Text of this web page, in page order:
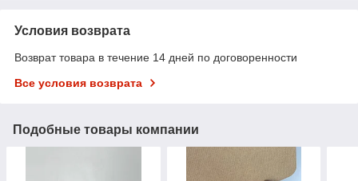
Условия возврата
Возврат товара в течение 14 дней по договоренности
Все условия возврата
Подобные товары компании